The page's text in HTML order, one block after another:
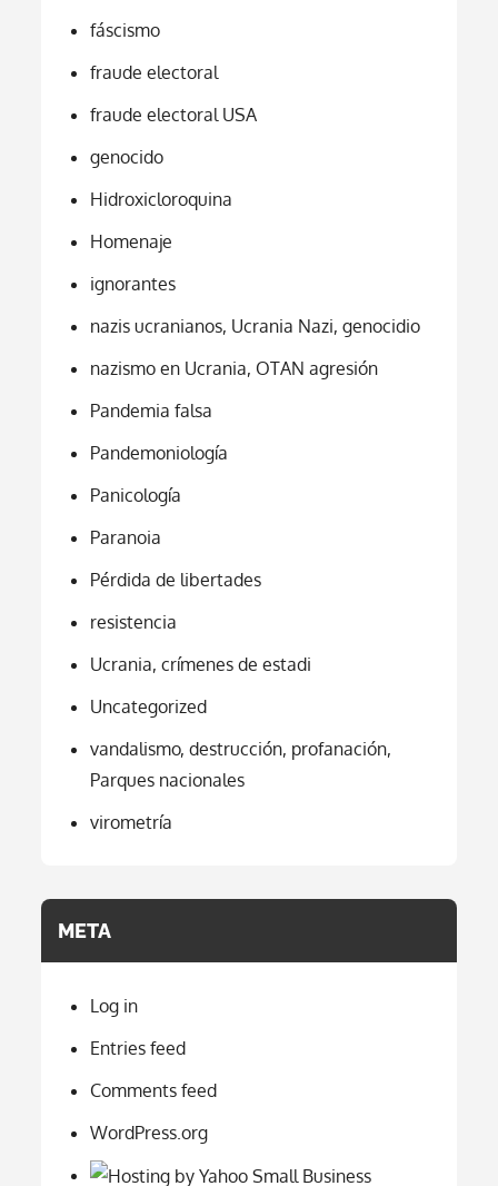
fáscismo
fraude electoral
fraude electoral USA
genocido
Hidroxicloroquina
Homenaje
ignorantes
nazis ucranianos, Ucrania Nazi, genocidio
nazismo en Ucrania, OTAN agresión
Pandemia falsa
Pandemoniología
Panicología
Paranoia
Pérdida de libertades
resistencia
Ucrania, crímenes de estadi
Uncategorized
vandalismo, destrucción, profanación,
Parques nacionales
virometría
META
Log in
Entries feed
Comments feed
WordPress.org